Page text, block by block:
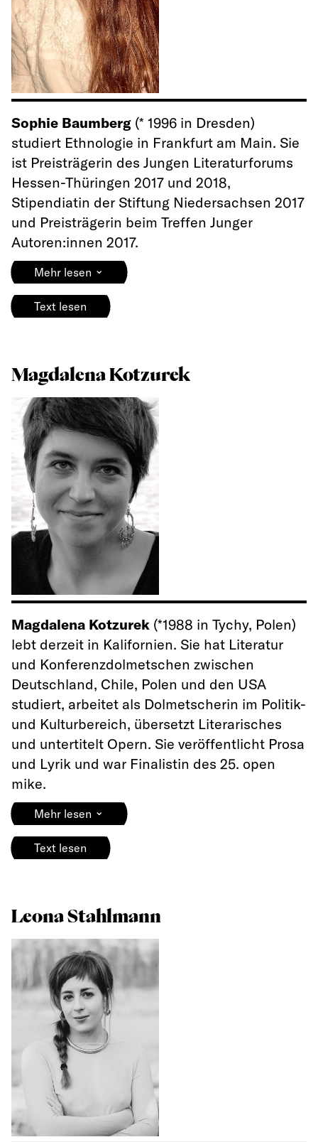
Sophie Baumberg (* 1996 in Dresden)
studiert Ethnologie in Frankfurt am Main. Sie
ist Preisträgerin des Jungen Literaturforums
Hessen-Thüringen 2017 und 2018,
Stipendiatin der Stiftung Niedersachsen 2017
und Preisträgerin beim Treffen Junger
Autoren:innen 2017.
Mehr lesen ⌄
Text lesen
Magdalena Kotzurek
Magdalena Kotzurek (*1988 in Tychy, Polen)
lebt derzeit in Kalifornien. Sie hat Literatur
und Konferenzdolmetschen zwischen
Deutschland, Chile, Polen und den USA
studiert, arbeitet als Dolmetscherin im Politik-
und Kulturbereich, übersetzt Literarisches
und untertitelt Opern. Sie veröffentlicht Prosa
und Lyrik und war Finalistin des 25. open
mike.
Mehr lesen ⌄
Text lesen
Leona Stahlmann